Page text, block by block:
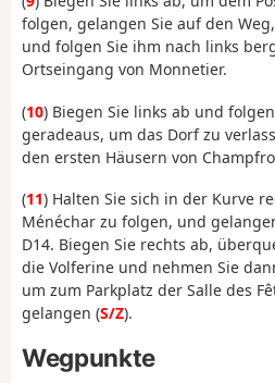
folgen, gelangen Sie auf den
und folgen Sie ihm nach links
Ortseingang von Monnetier.
(10) Biegen Sie links ab und
geradeaus, um das Dorf zu
den ersten Häusern von
(11) Halten Sie sich in der Kurve
Ménéchar zu folgen, und
D14. Biegen Sie rechts ab,
die Volferine und nehmen Sie
um zum Parkplatz der Salle des
gelangen (S/Z).
Wegpunkte